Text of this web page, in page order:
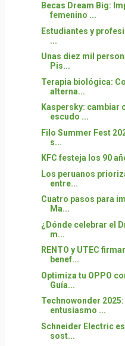
Becas Dream Big:
femenino ...
Estudiantes y
...
Unas diez mil
Pis...
Terapia biológica:
alterna...
Kaspersky: cambiar
escudo ...
Filo Summer Fest
s...
KFC festeja los 90
Los peruanos
entre...
Cuatro pasos para
Ma...
¿Dónde celebrar el
m...
RENTO y UTEC
benef...
Optimiza tu OPPO
Guía...
Technowonder
entusiasmo ...
Schneider Electric
sost...